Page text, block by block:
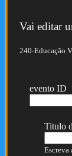
Vai editar
240-Educação
evento ID
Titulo
Escreva